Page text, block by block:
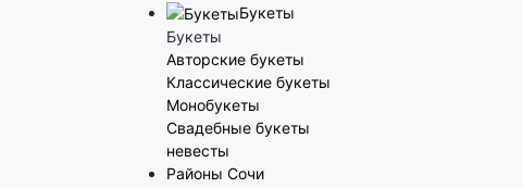
Букеты
Букеты
Авторские букеты
Классические букеты
Монобукеты
Свадебные букеты
невесты
Районы Сочи